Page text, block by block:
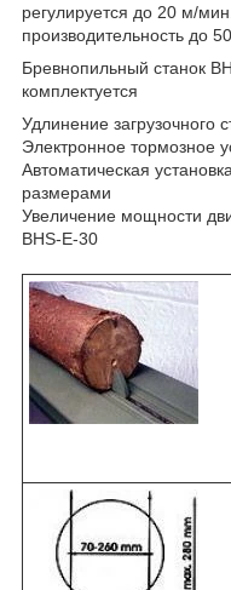
регулируется до 20 м/
производительность до
Бревнопильный станок
комплектуется
Удлинение загрузочного
Электронное тормозное
Автоматическая
размерами
Увеличение мощности
BHS-E-30